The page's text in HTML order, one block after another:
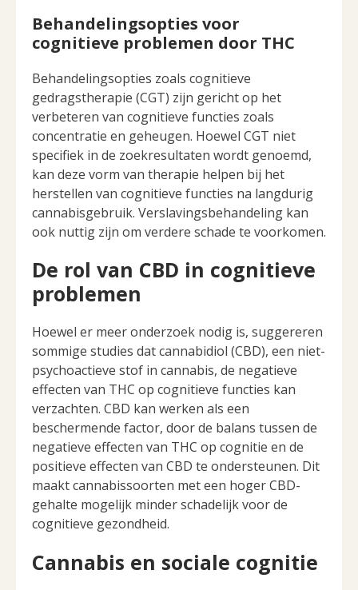
Behandelingsopties voor
cognitieve problemen door THC
Behandelingsopties zoals cognitieve
gedragstherapie (CGT) zijn gericht op het
verbeteren van cognitieve functies zoals
concentratie en geheugen. Hoewel CGT niet
specifiek in de zoekresultaten wordt genoemd,
kan deze vorm van therapie helpen bij het
herstellen van cognitieve functies na langdurig
cannabisgebruik. Verslavingsbehandeling kan
ook nuttig zijn om verdere schade te voorkomen.
De rol van CBD in cognitieve
problemen
Hoewel er meer onderzoek nodig is, suggereren
sommige studies dat cannabidiol (CBD), een niet-
psychoactieve stof in cannabis, de negatieve
effecten van THC op cognitieve functies kan
verzachten. CBD kan werken als een
beschermende factor, door de balans tussen de
negatieve effecten van THC op cognitie en de
positieve effecten van CBD te ondersteunen. Dit
maakt cannabissoorten met een hoger CBD-
gehalte mogelijk minder schadelijk voor de
cognitieve gezondheid.
Cannabis en sociale cognitie